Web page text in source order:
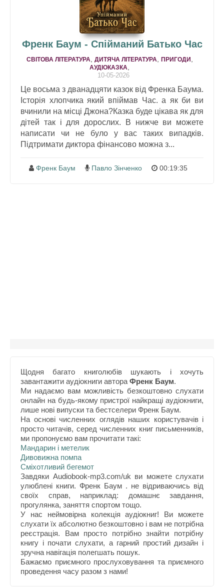
Френк Баум - Спійманий Батько Час
СВІТОВА ЛІТЕРАТУРА, ДИТЯЧА ЛІТЕРАТУРА, ПРИГОДИ ,
АУДІОКАЗКА,
10-05-2026
Це восьма з дванадцяти казок від Френка Баума.
Історія хлопчика який впіймав Час. а як би ви
вчинили на місці Джона?Казка буде цікава як для
дітей так і для дорослих. В нижче ви можете
написати чи не було у вас таких випадків.
Підтримати диктора фінансово можна з...
Френк Баум Павло Зінченко 00:19:35
Щодня багато книголюбів шукають і хочуть
завантажити аудіокниги автора Френк Баум.
Ми надаємо вам можливість безкоштовно слухати
онлайн на будь-якому пристрої найкращі аудіокниги,
лише нові випуски та бестселери Френк Баум.
На основі численних оглядів наших користувачів і
просто читачів, серед численних книг письменників,
ми пропонуємо вам прочитати такі:
Мандарин і метелик
Дивовижна помпа
Сміхотливий бегемот
Завдяки Audiobook-mp3.com/uk ви можете слухати
улюблені книги. Френк Баум . не відриваючись від
своїх справ, наприклад: домашнє завдання,
прогулянка, заняття спортом тощо.
У нас неймовірна колекція аудіокниг! Ви можете
слухати їх абсолютно безкоштовно і вам не потрібна
реєстрація. Вам просто потрібно знайти потрібну
книгу і почати слухати, а гарний простий дизайн і
зручна навігація полегшать пошук.
Бажаємо приємного прослуховування та приємного
проведення часу разом з нами!